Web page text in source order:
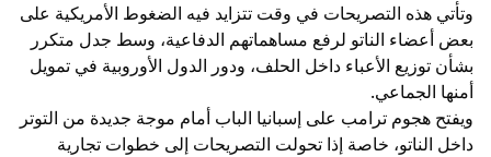
وتأتي هذه التصريحات في وقت تتزايد فيه الضغوط الأمريكية على
بعض أعضاء الناتو لرفع مساهماتهم الدفاعية، وسط جدل متكرر
بشأن توزيع الأعباء داخل الحلف، ودور الدول الأوروبية في تمويل
أمنها الجماعي.
ويفتح هجوم ترامب على إسبانيا الباب أمام موجة جديدة من التوتر
داخل الناتو، خاصة إذا تحولت التصريحات إلى خطوات تجارية